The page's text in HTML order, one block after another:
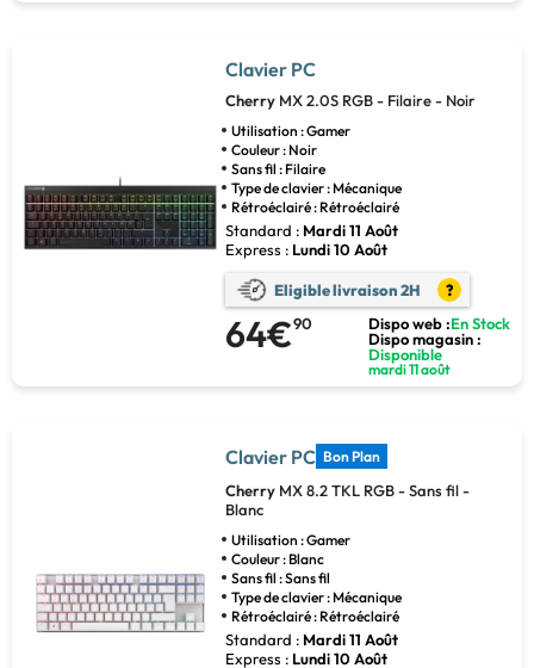
Clavier PC
Cherry MX 2.0S RGB - Filaire - Noir
Utilisation : Gamer
Couleur : Noir
Sans fil : Filaire
Type de clavier : Mécanique
Rétroéclairé : Rétroéclairé
Standard : Mardi 11 Août
Express : Lundi 10 Août
Eligible livraison 2H ?
64€90 Dispo web :En Stock
Dispo magasin :
Disponible
mardi 11 août
Clavier PC Bon Plan
Cherry MX 8.2 TKL RGB - Sans fil -
Blanc
Utilisation : Gamer
Couleur : Blanc
Sans fil : Sans fil
Type de clavier : Mécanique
Rétroéclairé : Rétroéclairé
Standard : Mardi 11 Août
Express : Lundi 10 Août